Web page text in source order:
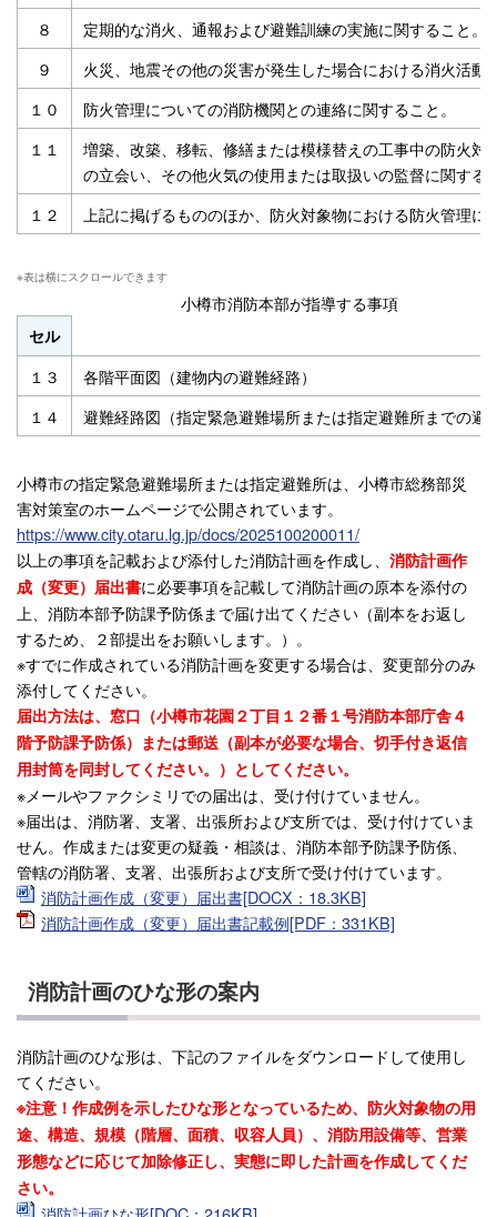
８
定期的な消火、通報および避難訓練の実施に関すること。
９
火災、地震その他の災害が発生した場合における消火活
１０
防火管理についての消防機関との連絡に関すること。
１１
増築、改築、移転、修繕または模様替えの工事中の防火
の立会い、その他火気の使用または取扱いの監督に関する
１２
上記に掲げるもののほか、防火対象物における防火管理に
小樽市消防本部が指導する事項
セル
１３
各階平面図（建物内の避難経路）
１４
避難経路図（指定緊急避難場所または指定避難所までの避
小樽市の指定緊急避難場所または指定避難所は、小樽市総務部災
害対策室のホームページで公開されています。
https://www.city.otaru.lg.jp/docs/2025100200011/
以上の事項を記載および添付した消防計画を作成し、 消防計画作
成（変更）届出書に必要事項を記載して消防計画の原本を添付の
上、消防本部予防課予防係まで届け出てください（副本をお返し
するため、２部提出をお願いします。）。
※すでに作成されている消防計画を変更する場合は、変更部分のみ
添付してください。
届出方法は、窓口（小樽市花園２丁目１２番１号消防本部庁舎４
階予防課予防係）または郵送（副本が必要な場合、切手付き返信
用封筒を同封してください。）としてください。
※メールやファクシミリでの届出は、受け付けていません。
※届出は、消防署、支署、出張所および支所では、受け付けていま
せん。作成または変更の疑義・相談は、消防本部予防課予防係、
管轄の消防署、支署、出張所および支所で受け付けています。
消防計画作成（変更）届出書[DOCX：18.3KB]
消防計画作成（変更）届出書記載例[PDF：331KB]
消防計画のひな形の案内
消防計画のひな形は、下記のファイルをダウンロードして使用し
てください。
※注意！作成例を示したひな形となっているため、防火対象物の用
途、構造、規模（階層、面積、収容人員）、消防用設備等、営業
形態などに応じて加除修正し、実態に即した計画を作成してくだ
さい。